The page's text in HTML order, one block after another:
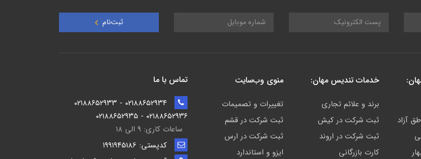
ثبت‌نام
آزاد
خدمات تندیس مهان:
برند و علائم تجاری
ثبت شرکت در کیش
ثبت شرکت در اروند
کارت بازرگانی
منوی وب‌سایت
تغییرات و تصمیمات
ثبت شرکت در قشم
ثبت شرکت در ارس
ایزو و استاندارد
تماس با ما
۰۲۱۸۸۶۵۲۹۳۴ - ۰۲۱۸۸۶۵۲۹۳۳
۰۲۱۸۸۶۵۲۹۳۶ - ۰۲۱۸۸۶۵۲۹۳۵
ساعات کاری: ۹ الی ۱۸
کدپستی: ۱۹۹۱۹۴5186